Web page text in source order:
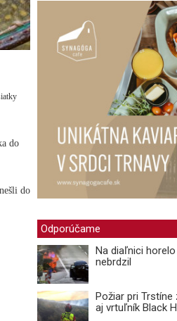
do
do
Odporúčame
Na diaľnici
nebrdzil
Požiar pri
aj vrtuľník Black